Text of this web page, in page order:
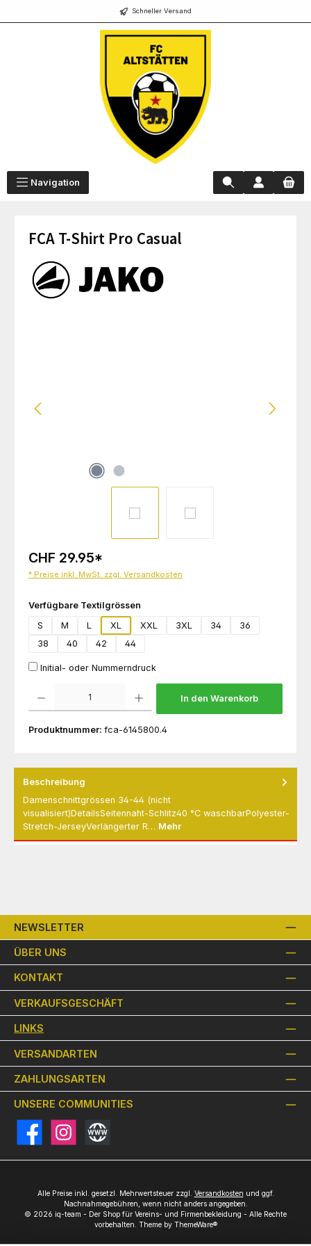
Schneller Versand
Navigation
FCA T-Shirt Pro Casual
CHF 29.95*
* Preise inkl. MwSt. zzgl. Versandkosten
Verfügbare Textilgrössen
S
M L XL XXL 3XL 34
36
38
40 42 44
Initial- oder Nummerndruck
In den Warenkorb
Produktnummer: fca-6145800.4
Beschreibung
Damenschnittgrössen 34-44 (nicht
visualisiert)DetailsSeitennaht-Schlitz40 °C waschbarPolyester-
Stretch-JerseyVerlängerter R… Mehr
NEWSLETTER
ÜBER UNS
KONTAKT
VERKAUFSGESCHÄFT
LINKS
VERSANDARTEN
ZAHLUNGSARTEN
UNSERE COMMUNITIES
FacebookInstagramWebsite
Alle Preise inkl. gesetzl. Mehrwertsteuer zzgl. Versandkosten und ggf.
Nachnahmegebühren, wenn nicht anders angegeben.
© 2026 iq-team - Der Shop für Vereins- und Firmenbekleidung - Alle Rechte
vorbehalten. Theme by ThemeWare®